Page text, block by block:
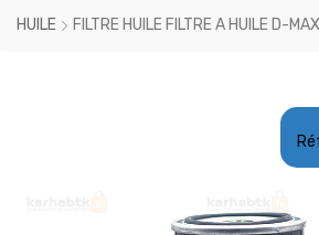
HUILE FILTRE HUILE FILTRE A HUILE D-